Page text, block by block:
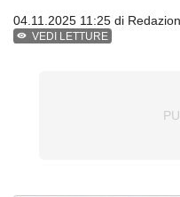
04.11.2025 11:25 di
VEDI LETTURE